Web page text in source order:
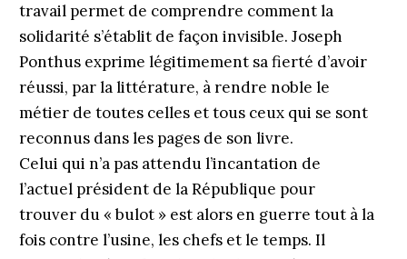
travail permet de comprendre comment la
solidarité s’établit de façon invisible. Joseph
Ponthus exprime légitimement sa fierté d’avoir
réussi, par la littérature, à rendre noble le
métier de toutes celles et tous ceux qui se sont
reconnus dans les pages de son livre.
Celui qui n’a pas attendu l’incantation de
l’actuel président de la République pour
trouver du « bulot » est alors en guerre tout à la
fois contre l’usine, les chefs et le temps. Il